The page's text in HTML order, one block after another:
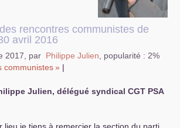
rencontres communistes de
avril 2016
2017 par Philippe Julien
popularité : 2%
communistes» |
Julien, délégué syndical CGT PSA